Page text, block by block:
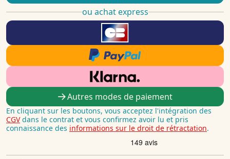
ou achat express
Autres modes de paiement
En cliquant sur les boutons, vous acceptez l'intégration des
CGVdans le contrat et vous confirmez avoir lu et pris
connaissance des informations sur le droit de rétractation.